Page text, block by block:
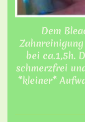
Dem
bei ca.1,5h.
schmerzfrei
*kleiner*